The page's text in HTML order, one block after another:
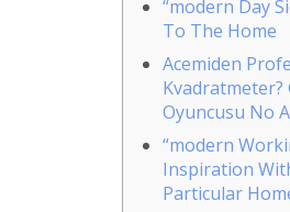
“modern Day
To The Home
Acemiden
Kvadratmeter?
Oyuncusu No
“modern
Inspiration
Particular